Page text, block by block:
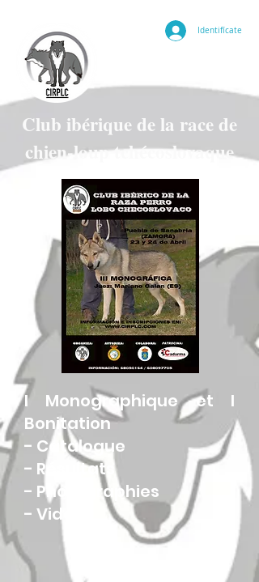
Identifícate
Club ibérique de la race de
chien-loup tchécoslovaque
I Monographique et I
Bonitation
- Catalogue
- Résultats
- Photographies
- Vidéos